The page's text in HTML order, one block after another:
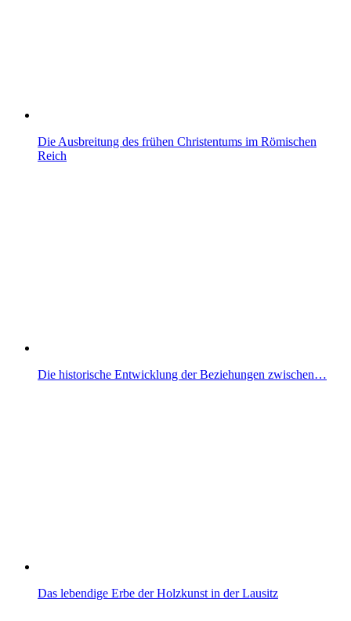
Die Ausbreitung des frühen Christentums im Römischen
Reich
Die historische Entwicklung der Beziehungen zwischen…
Das lebendige Erbe der Holzkunst in der Lausitz